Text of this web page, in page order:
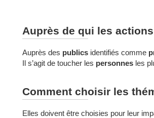
Auprès de qui les
Auprès des publicsidentifiés comme
Il s’agit de toucher les personnesles
Comment choisir les
Elles doivent être choisies pour leur